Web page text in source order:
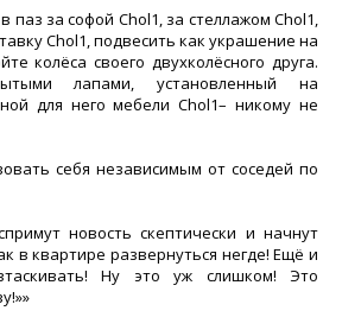
паз за софой Chol1, за стеллажом Chol1,
Chol1, подвесить как украшение на
колёса своего двухколёсного друга.
лапами, установленный на
для него мебели Chol1– никому не
себя независимым от соседей по
новость скептически и начнут
в квартире развернуться негде! Ещё и
Ну это уж слишком! Это